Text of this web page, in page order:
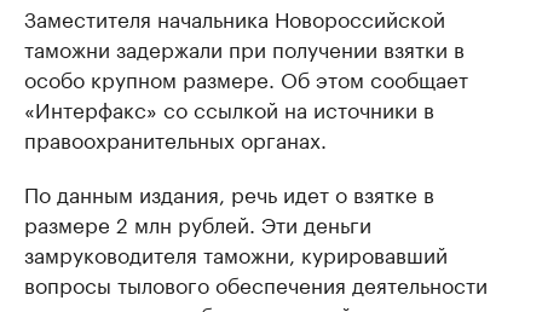
Заместителя начальника Новороссийской
таможни задержали при получении взятки в
особо крупном размере. Об этом сообщает
«Интерфакс» со ссылкой на источники в
правоохранительных органах.
По данным издания, речь идет о взятке в
размере 2 млн рублей. Эти деньги
замруководителя таможни, курировавший
вопросы тылового обеспечения деятельности